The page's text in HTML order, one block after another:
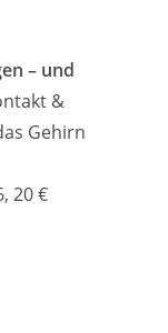
– und
&
Gehirn
20 €